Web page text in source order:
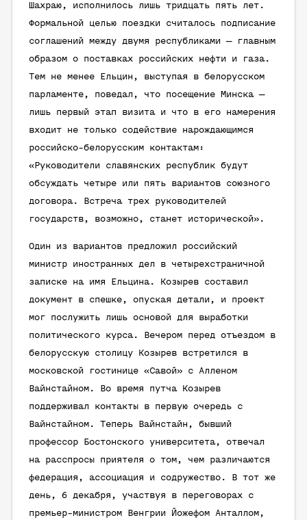
Шахраю, исполнилось лишь тридцать пять лет.
Формальной целью поездки считалось подписание
соглашений между двумя республиками — главным
образом о поставках российских нефти и газа.
Тем не менее Ельцин, выступая в белорусском
парламенте, поведал, что посещение Минска —
лишь первый этап визита и что в его намерения
входит не только содействие нарождающимся
российско-белорусским контактам:
«Руководители славянских республик будут
обсуждать четыре или пять вариантов союзного
договора. Встреча трех руководителей
государств, возможно, станет исторической».
Один из вариантов предложил российский
министр иностранных дел в четырехстраничной
записке на имя Ельцина. Козырев составил
документ в спешке, опуская детали, и проект
мог послужить лишь основой для выработки
политического курса. Вечером перед отъездом в
белорусскую столицу Козырев встретился в
московской гостинице «Савой» с Алленом
Вайнстайном. Во время путча Козырев
поддерживал контакты в первую очередь с
Вайнстайном. Теперь Вайнстайн, бывший
профессор Бостонского университета, отвечал
на расспросы приятеля о том, чем различаются
федерация, ассоциация и содружество. В тот же
день, 6 декабря, участвуя в переговорах с
премьер-министром Венгрии Йожефом Анталлом,